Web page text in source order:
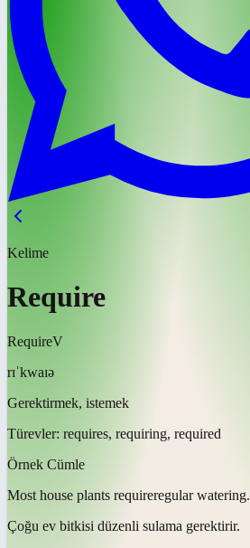
Kelime
Require
RequireV
rɪˈkwaɪə
Gerektirmek, istemek
Türevler: requires, requiring, required
Örnek Cümle
Most house plants requireregular watering.
Çoğu ev bitkisi düzenli sulama gerektirir.